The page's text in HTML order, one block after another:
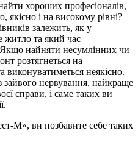
хороших професіоналів,
якісно і на високому рівні?
залежить, як у
житло та який час
найняти несумлінних чи
розтягнеться на
виконуватиметься неякісно.
нервування, найкраще
справи, і саме таких ви
М», ви позбавите себе таких